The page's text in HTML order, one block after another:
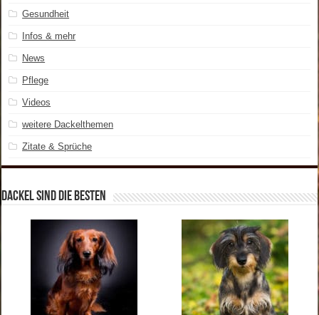
Gesundheit
Infos & mehr
News
Pflege
Videos
weitere Dackelthemen
Zitate & Sprüche
Dackel sind die Besten